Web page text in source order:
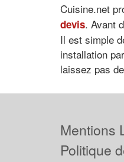
Cuisine.net
devis. Avant
Il est simple
installation
laissez pas
Mentions
Politique